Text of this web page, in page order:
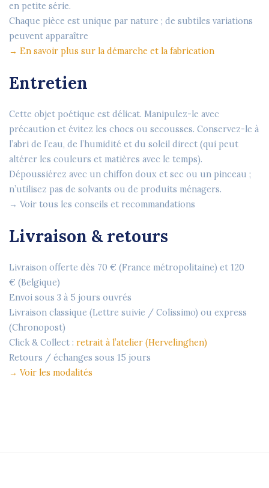
en petite série.
Chaque pièce est unique par nature ; de subtiles variations
peuvent apparaître
→ En savoir plus sur la démarche et la fabrication
Entretien
Cette objet poétique est délicat. Manipulez-le avec
précaution et évitez les chocs ou secousses. Conservez-le à
l’abri de l’eau, de l’humidité et du soleil direct (qui peut
altérer les couleurs et matières avec le temps).
Dépoussiérez avec un chiffon doux et sec ou un pinceau ;
n’utilisez pas de solvants ou de produits ménagers.
→ Voir tous les conseils et recommandations
Livraison & retours
Livraison offerte dès 70 € (France métropolitaine) et 120
€ (Belgique)
Envoi sous 3 à 5 jours ouvrés
Livraison classique (Lettre suivie / Colissimo) ou express
(Chronopost)
Click & Collect : retrait à l’atelier (Hervelinghen)
Retours / échanges sous 15 jours
→ Voir les modalités